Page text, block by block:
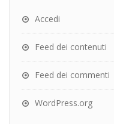
Accedi
Feed dei contenuti
Feed dei commenti
WordPress.org